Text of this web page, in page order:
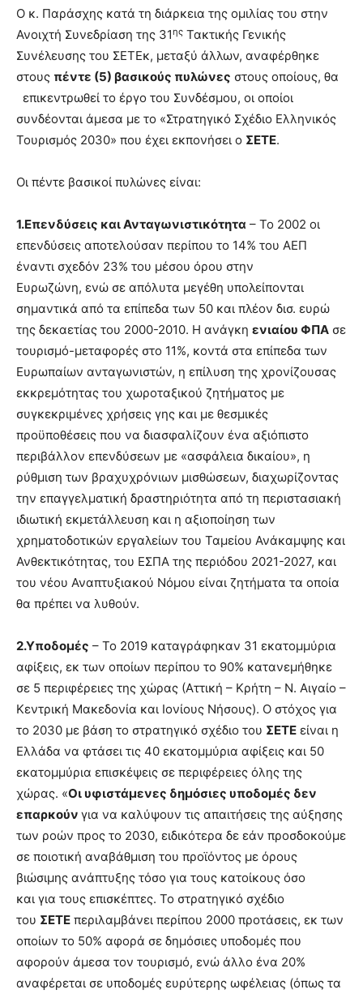
Ο κ. Παράσχης κατά τη διάρκεια της ομιλίας του στην
Ανοιχτή Συνεδρίαση της 31ης Τακτικής Γενικής
Συνέλευσης του ΣΕΤΕκ, μεταξύ άλλων, αναφέρθηκε
στους πέντε (5) βασικούς πυλώνες στους οποίους, θα
επικεντρωθεί το έργο του Συνδέσμου, οι οποίοι
συνδέονται άμεσα με το «Στρατηγικό Σχέδιο Ελληνικός
Τουρισμός 2030» που έχει εκπονήσει ο ΣΕΤΕ.
Οι πέντε βασικοί πυλώνες είναι:
1.Επενδύσεις και Ανταγωνιστικότητα – Το 2002 οι
επενδύσεις αποτελούσαν περίπου το 14% του ΑΕΠ
έναντι σχεδόν 23% του μέσου όρου στην
Ευρωζώνη, ενώ σε απόλυτα μεγέθη υπολείπονται
σημαντικά από τα επίπεδα των 50 και πλέον δισ. ευρώ
της δεκαετίας του 2000-2010. ​Η ανάγκη ενιαίου ΦΠΑ σε
τουρισμό-μεταφορές στο 11%, κοντά στα επίπεδα των
Ευρωπαίων ανταγωνιστών, η επίλυση της χρονίζουσας
εκκρεμότητας του χωροταξικού ζητήματος με
συγκεκριμένες χρήσεις γης και με θεσμικές
προϋποθέσεις που να διασφαλίζουν ένα αξιόπιστο
περιβάλλον επενδύσεων με «ασφάλεια δικαίου», η
ρύθμιση των βραχυχρόνιων μισθώσεων, διαχωρίζοντας
την επαγγελματική δραστηριότητα από τη περιστασιακή
ιδιωτική εκμετάλλευση και η αξιοποίηση των
χρηματοδοτικών εργαλείων του Ταμείου Ανάκαμψης και
Ανθεκτικότητας, του ΕΣΠΑ της περιόδου 2021-2027, και
του νέου Αναπτυξιακού Νόμου είναι ζητήματα τα οποία
θα πρέπει να λυθούν.
2.Υποδομές – Το 2019 καταγράφηκαν 31 εκατομμύρια
αφίξεις, εκ των οποίων περίπου το 90% κατανεμήθηκε
σε 5 περιφέρειες της χώρας (Αττική – Κρήτη – Ν. Αιγαίο –
Κεντρική Μακεδονία και Ιονίους Νήσους). Ο στόχος για
το 2030 με βάση το στρατηγικό σχέδιο του ΣΕΤΕ είναι η
Ελλάδα να φτάσει τις 40 εκατομμύρια αφίξεις και 50
εκατομμύρια επισκέψεις σε περιφέρειες όλης της
χώρας. «Οι υφιστάμενες δημόσιες υποδομές δεν
επαρκούν για να καλύψουν τις απαιτήσεις της αύξησης
των ροών προς το 2030, ειδικότερα δε εάν προσδοκούμε
σε ποιοτική αναβάθμιση του προϊόντος με όρους
βιώσιμης ανάπτυξης τόσο για τους κατοίκους όσο
και για τους επισκέπτες. Το στρατηγικό σχέδιο
του ΣΕΤΕ περιλαμβάνει περίπου 2000 προτάσεις, εκ των
οποίων το 50% αφορά σε δημόσιες υποδομές που
αφορούν άμεσα τον τουρισμό, ενώ άλλο ένα 20%
αναφέρεται σε υποδομές ευρύτερης ωφέλειας (όπως τα